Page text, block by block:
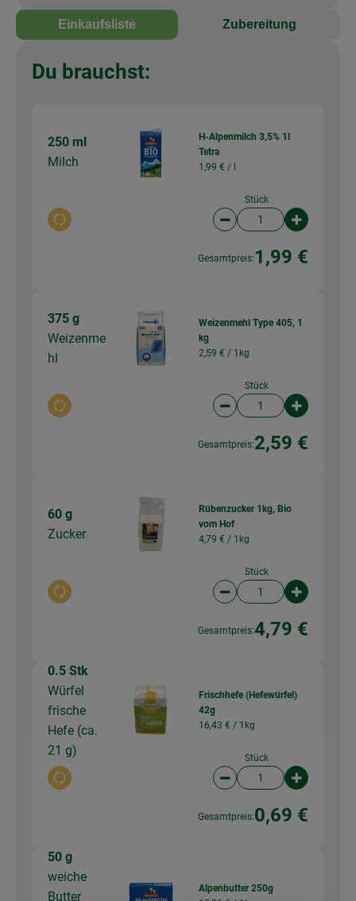
Einkaufsliste Zubereitung
Du brauchst:
250 ml
Milch
Auswahl ändern
H-Alpenmilch 3,5% 1l
Tetra
1,99 € / l
Stück
Artikelanzahl
Gesamtpreis: 1,99 €
375 g
Weizenme
hl
Auswahl ändern
Weizenmehl Type 405, 1
kg
2,59 € / 1kg
Stück
Artikelanzahl
Gesamtpreis:2,59 €
60 g
Zucker
Auswahl ändern
Rübenzucker 1kg, Bio
vom Hof
4,79 € / 1kg
Stück
Artikelanzahl
Gesamtpreis:4,79 €
0.5 Stk
Würfel
frische
Hefe (ca.
21 g)
Auswahl ändern
Frischhefe (Hefewürfel)
42g
16,43 € / 1kg
Stück
Artikelanzahl
Gesamtpreis:0,69 €
50 g
weiche
Butter
Alpenbutter 250g